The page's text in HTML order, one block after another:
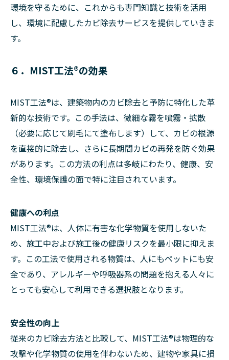
環境を守るために、これからも専門知識と技術を活用
し、環境に配慮したカビ除去サービスを提供していきま
す。
６．MIST工法®の効果
MIST工法®は、建築物内のカビ除去と予防に特化した革
新的な技術です。この手法は、微細な霧を噴霧・拡散
（必要に応じて刷毛にて塗布します）して、カビの根源
を直接的に除去し、さらに長期間カビの再発を防ぐ効果
があります。この方法の利点は多岐にわたり、健康、安
全性、環境保護の面で特に注目されています。
健康への利点
MIST工法®は、人体に有害な化学物質を使用しないた
め、施工中および施工後の健康リスクを最小限に抑えま
す。この工法で使用される物質は、人にもペットにも安
全であり、アレルギーや呼吸器系の問題を抱える人々に
とっても安心して利用できる選択肢となります。
安全性の向上
従来のカビ除去方法と比較して、MIST工法®は物理的な
攻撃や化学物質の使用を伴わないため、建物や家具に損